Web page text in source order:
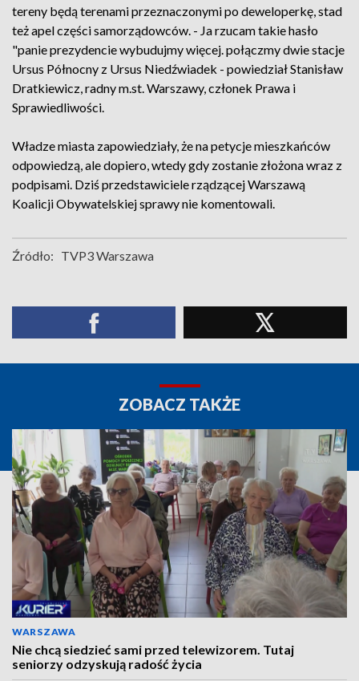
tereny będą terenami przeznaczonymi po deweloperkę, stad
też apel części samorządowców. - Ja rzucam takie hasło
"panie prezydencie wybudujmy więcej. połączmy dwie stacje
Ursus Północny z Ursus Niedźwiadek - powiedział Stanisław
Dratkiewicz, radny m.st. Warszawy, członek Prawa i
Sprawiedliwości.
Władze miasta zapowiedziały, że na petycje mieszkańców
odpowiedzą, ale dopiero, wtedy gdy zostanie złożona wraz z
podpisami. Dziś przedstawiciele rządzącej Warszawą
Koalicji Obywatelskiej sprawy nie komentowali.
Źródło: TVP3 Warszawa
ZOBACZ TAKŻE
WARSZAWA
Nie chcą siedzieć sami przed telewizorem. Tutaj
seniorzy odzyskują radość życia